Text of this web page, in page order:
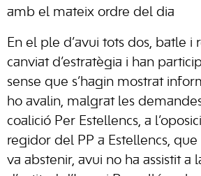
amb el mateix ordre del dia
En el ple d’avui tots dos, batle i
canviat d’estratègia i han
sense que s’hagin mostrat
ho avalin, malgrat les
coalició Per Estellencs, a
regidor del PP a Estellencs, que
va abstenir, avui no ha assistit a